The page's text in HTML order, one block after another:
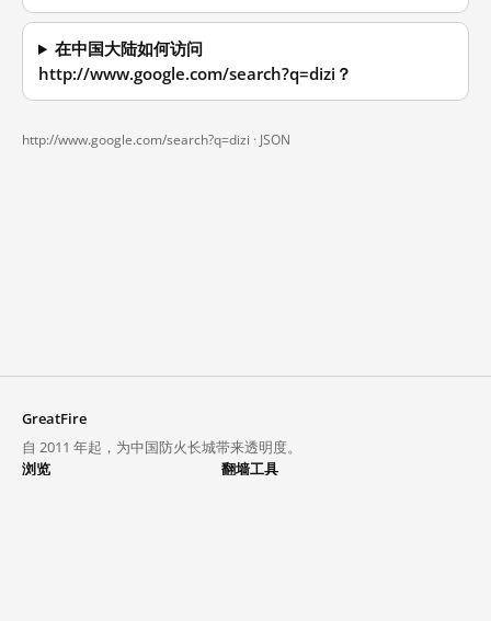
在中国大陆如何访问
http://www.google.com/search?q=dizi？
http://www.google.com/search?q=dizi · JSON
GreatFire
自 2011 年起，为中国防火长城带来透明度。
浏览
翻墙工具